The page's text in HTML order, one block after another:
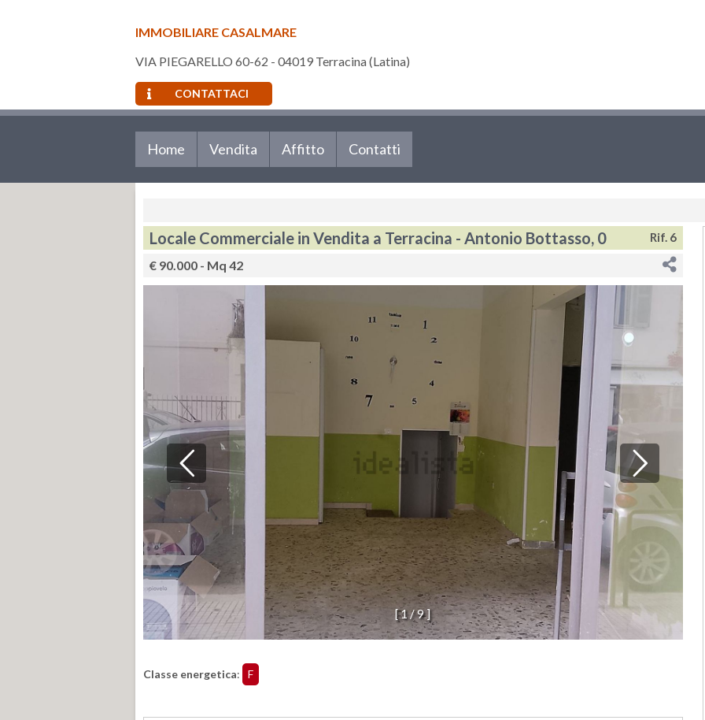
IMMOBILIARE CASALMARE
VIA PIEGARELLO 60-62 - 04019 Terracina (Latina)
CONTATTACI
Home Vendita Affitto Contatti
Locale Commerciale in Vendita a Terracina - Antonio Bottasso, 0 Rif. 6
€ 90.000 - Mq 42
[1/9]
Classe energetica: F